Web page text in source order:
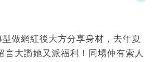
做網紅後大方分享身材，去年夏
大讚她又派福利！同場仲有索人